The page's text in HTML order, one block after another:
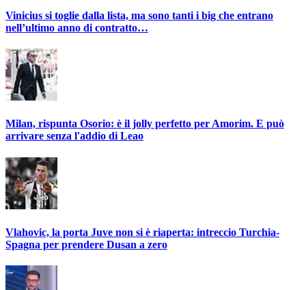
Vinicius si toglie dalla lista, ma sono tanti i big che entrano
nell’ultimo anno di contratto…
Milan, rispunta Osorio: è il jolly perfetto per Amorim. E può
arrivare senza l'addio di Leao
Vlahovic, la porta Juve non si è riaperta: intreccio Turchia-
Spagna per prendere Dusan a zero